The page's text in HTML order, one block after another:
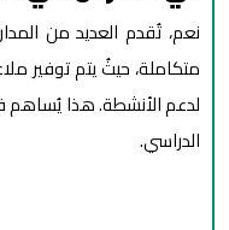
نعم، تُقدم العديد من
متكاملة، حيثُ يتم توفير
لدعم الأنشطة. هذا يُساهم
الدراسي.